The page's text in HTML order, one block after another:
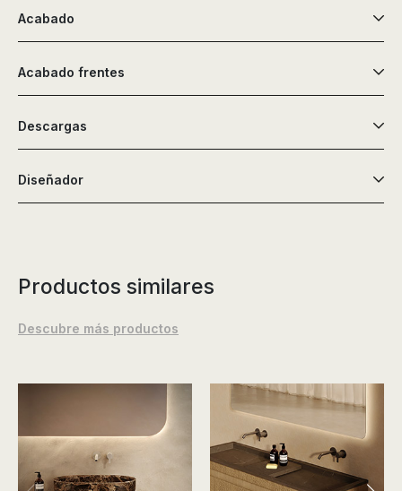
Acabado
Acabado frentes
Descargas
Diseñador
Productos similares
Descubre más productos